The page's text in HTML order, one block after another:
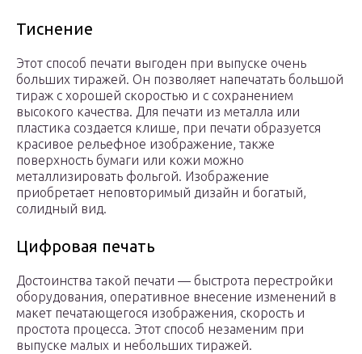
Тиснение
Этот способ печати выгоден при выпуске очень
больших тиражей. Он позволяет напечатать большой
тираж с хорошей скоростью и с сохранением
высокого качества. Для печати из металла или
пластика создается клише, при печати образуется
красивое рельефное изображение, также
поверхность бумаги или кожи можно
металлизировать фольгой. Изображение
приобретает неповторимый дизайн и богатый,
солидный вид.
Цифровая печать
Достоинства такой печати — быстрота перестройки
оборудования, оперативное внесение изменений в
макет печатающегося изображения, скорость и
простота процесса. Этот способ незаменим при
выпуске малых и небольших тиражей.